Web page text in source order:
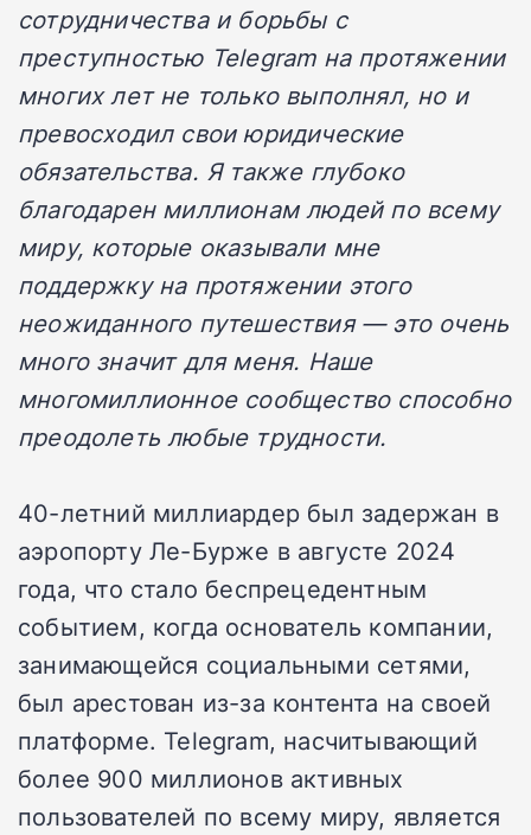
сотрудничества и борьбы с
преступностью Telegram на протяжении
многих лет не только выполнял, но и
превосходил свои юридические
обязательства. Я также глубоко
благодарен миллионам людей по всему
миру, которые оказывали мне
поддержку на протяжении этого
неожиданного путешествия — это очень
много значит для меня. Наше
многомиллионное сообщество способно
преодолеть любые трудности.
40-летний миллиардер был задержан в
аэропорту Ле-Бурже в августе 2024
года, что стало беспрецедентным
событием, когда основатель компании,
занимающейся социальными сетями,
был арестован из-за контента на своей
платформе. Telegram, насчитывающий
более 900 миллионов активных
пользователей по всему миру, является